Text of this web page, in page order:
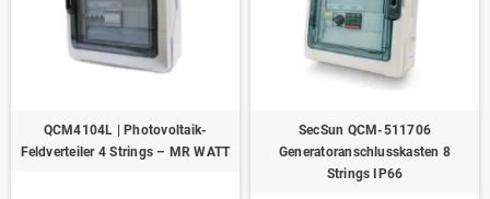
QCM4104L | Photovoltaik-
Feldverteiler 4 Strings – MR WATT
SecSun QCM-511706
Generatoranschlusskasten 8
Strings IP66